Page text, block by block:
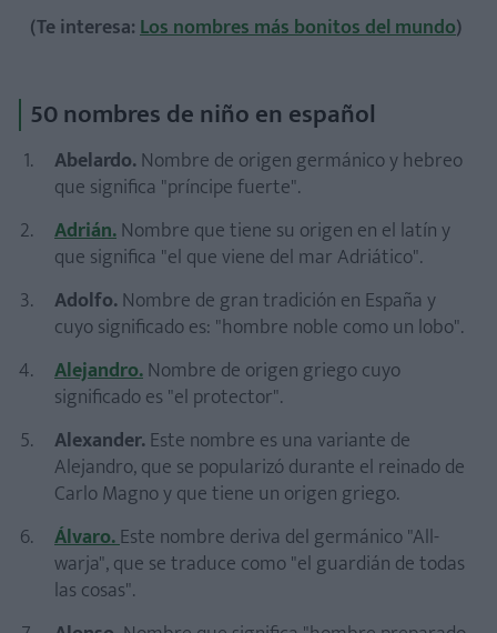
(Te interesa:Los nombres más bonitos del mundo)
50 nombres de niño en español
Abelardo.Nombre de origen germánico y hebreo
que significa "príncipe fuerte".
Adrián.Nombre que tiene su origen en el latín y
que significa "el que viene del mar Adriático".
Adolfo.Nombre de gran tradición en España y
cuyo significado es: "hombre noble como un lobo".
Alejandro.Nombre de origen griego cuyo
significado es "el protector".
Alexander.Este nombre es una variante de
Alejandro, que se popularizó durante el reinado de
Carlo Magno y que tiene un origen griego.
Álvaro.Este nombre deriva del germánico "All-
warja", que se traduce como "el guardián de todas
las cosas".